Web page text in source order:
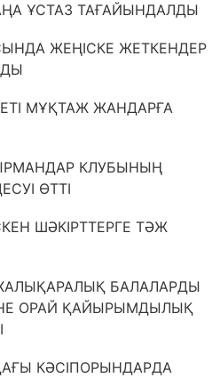
ҰСТАЗ ТАҒАЙЫНДАЛДЫ
ЖЕҢІСКЕ ЖЕТКЕНДЕР
МҰҚТАЖ ЖАНДАРҒА
КЛУБЫНЫҢ
ӨТТІ
ШӘКІРТТЕРГЕ ТӘЖ
БАЛАЛАРДЫ
ОРАЙ ҚАЙЫРЫМДЫЛЫҚ
КӘСІПОРЫНДАРДА